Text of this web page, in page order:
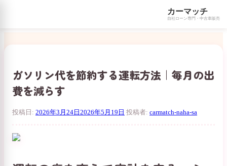
カーマッチ
自社ローン専門・中古車販売
ガソリン代を節約する運転方法｜毎月の出
費を減らす
投稿日: 2026年3月24日 2026年5月19日 投稿者: carmatch-naha-sa